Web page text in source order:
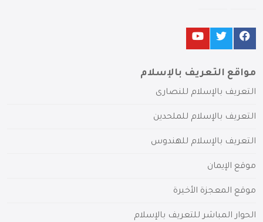
مواقع التعريف بالإسلام
التعريف بالإسلام للنصارى
التعريف بالإسلام للملحدين
التعريف بالإسلام للهندوس
موقع الإيمان
موقع المعجزة الأخيرة
الحوار المباشر للتعريف بالإسلام